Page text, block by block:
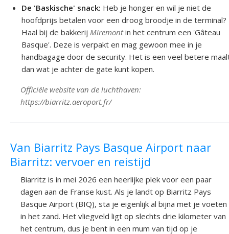
De 'Baskische' snack: Heb je honger en wil je niet de
hoofdprijs betalen voor een droog broodje in de terminal?
Haal bij de bakkerijMiremontin het centrum een 'Gâteau
Basque'. Deze is verpakt en mag gewoon mee in je
handbagage door de security. Het is een veel betere
dan wat je achter de gate kunt kopen.
Officiële website van de luchthaven:
https://biarritz.aeroport.fr/
Van Biarritz Pays Basque Airport naar
Biarritz: vervoer en reistijd
Biarritz is in mei 2026 een heerlijke plek voor een paar
dagen aan de Franse kust. Als je landt op Biarritz Pays
Basque Airport (BIQ), sta je eigenlijk al bijna met je voeten
in het zand. Het vliegveld ligt op slechts drie kilometer van
het centrum, dus je bent in een mum van tijd op je